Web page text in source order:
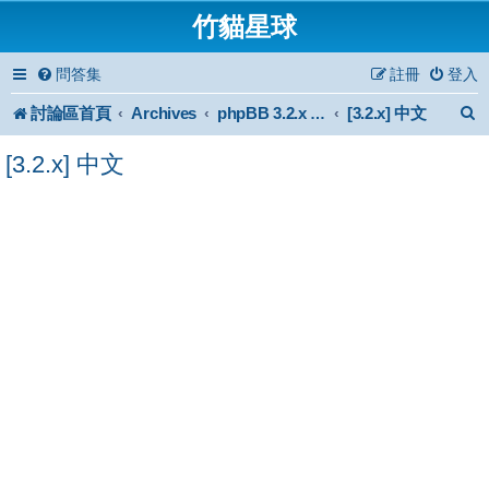
竹貓星球
問答集 登入
註冊
討論區首頁 Archives phpBB 3.2.x Forum Archive [3.2.x] 中文
[3.2.x] 中文